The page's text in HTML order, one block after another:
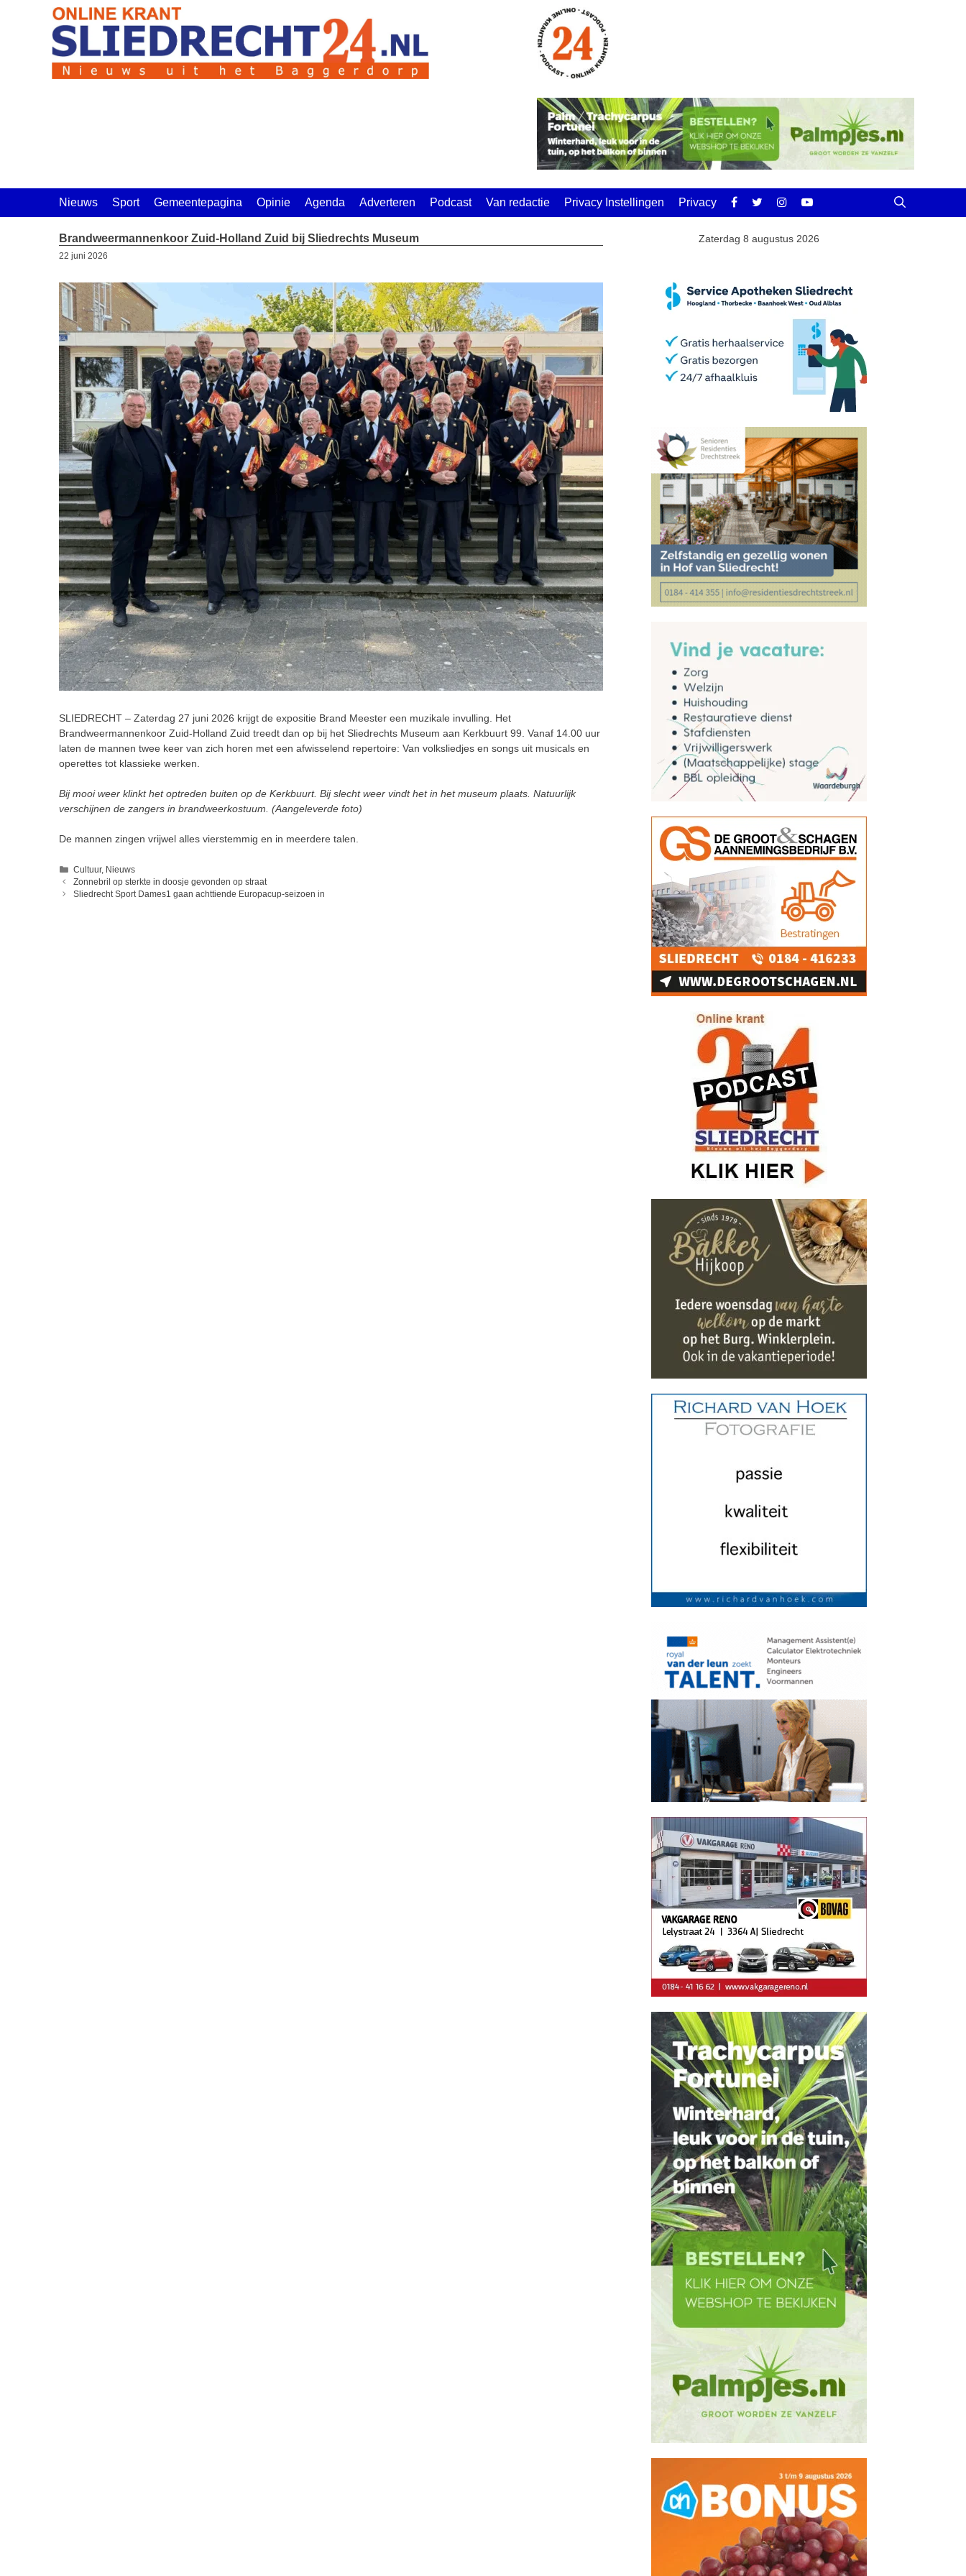
Nieuws Sport Gemeentepagina Opinie Agenda Adverteren Podcast Van redactie Privacy Instellingen Privacy
Brandweermannenkoor Zuid-Holland Zuid bij Sliedrechts Museum
22 juni 2026
SLIEDRECHT – Zaterdag 27 juni 2026 krijgt de expositie Brand Meester een muzikale invulling. Het
Brandweermannenkoor Zuid-Holland Zuid treedt dan op bij het Sliedrechts Museum aan Kerkbuurt 99. Vanaf 14.00 uur
laten de mannen twee keer van zich horen met een afwisselend repertoire: Van volksliedjes en songs uit musicals en
operettes tot klassieke werken.
Bij mooi weer klinkt het optreden buiten op de Kerkbuurt. Bij slecht weer vindt het in het museum plaats. Natuurlijk
verschijnen de zangers in brandweerkostuum. (Aangeleverde foto)
De mannen zingen vrijwel alles vierstemmig en in meerdere talen.
Categorieën
Cultuur, Nieuws
Zonnebril op sterkte in doosje gevonden op straat
Sliedrecht Sport Dames1 gaan achttiende Europacup-seizoen in
Zaterdag 8 augustus 2026